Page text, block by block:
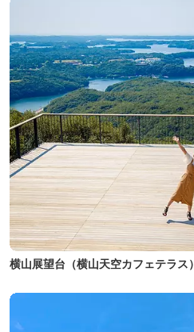
横山展望台（横山天空カフェテラス）